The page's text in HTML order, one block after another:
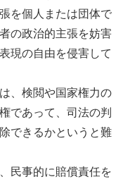
を個人または団体で
の政治的主張を妨害
現の自由を侵害して
、検閲や国家権力の
であって、司法の判
できるかというと難
民事的に賠償責任を